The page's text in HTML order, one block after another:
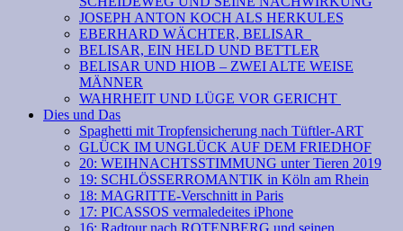
JOSEPH ANTON KOCH ALS HERKULES
EBERHARD WÄCHTER, BELISAR
BELISAR, EIN HELD UND BETTLER
BELISAR UND HIOB – ZWEI ALTE WEISE
MÄNNER
WAHRHEIT UND LÜGE VOR GERICHT
Dies und Das
Spaghetti mit Tropfensicherung nach Tüftler-ART
GLÜCK IM UNGLÜCK AUF DEM FRIEDHOF
20: WEIHNACHTSSTIMMUNG unter Tieren 2019
19: SCHLÖSSERROMANTIK in Köln am Rhein
18: MAGRITTE-Verschnitt in Paris
17: PICASSOS vermaledeites iPhone
16: Radtour nach ROTENBERG und seinen